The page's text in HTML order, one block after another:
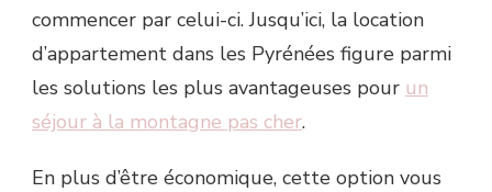
commencer par celui-ci. Jusqu’ici, la location
d’appartement dans les Pyrénées figure parmi
les solutions les plus avantageuses pour un
séjour à la montagne pas cher.
En plus d’être économique, cette option vous